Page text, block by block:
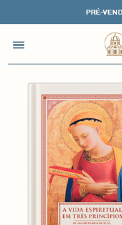
PRÉ-